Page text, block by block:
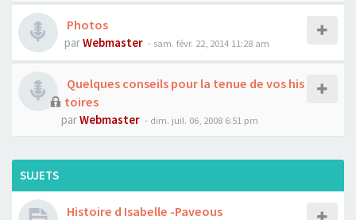
Photos
parWebmaster - sam. févr. 22, 2014 11:28 am
Quelques conseils pour la tenue de vos his
toires
parWebmaster - dim. juil. 06, 2008 6:51 pm
SUJETS
Histoire d Isabelle -Paveous